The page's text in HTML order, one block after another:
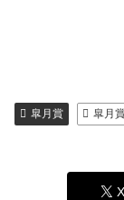
皐月賞 皐月
X